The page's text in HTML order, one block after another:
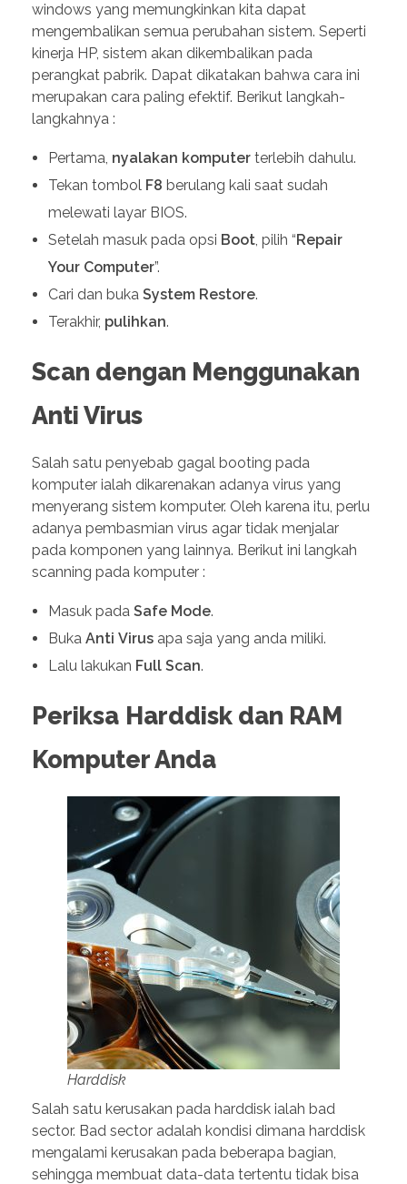
windows yang memungkinkan kita dapat
mengembalikan semua perubahan sistem. Seperti
kinerja HP, sistem akan dikembalikan pada
perangkat pabrik. Dapat dikatakan bahwa cara ini
merupakan cara paling efektif. Berikut langkah-
langkahnya :
Pertama, nyalakan komputerterlebih dahulu.
Tekan tombol F8 berulang kali saat sudah
melewati layar BIOS.
Setelah masuk pada opsi Boot, pilih “Repair
Your Computer”.
Cari dan buka System Restore.
Terakhir, pulihkan.
Scan dengan Menggunakan
Anti Virus
Salah satu penyebab gagal booting pada
komputer ialah dikarenakan adanya virus yang
menyerang sistem komputer. Oleh karena itu, perlu
adanya pembasmian virus agar tidak menjalar
pada komponen yang lainnya. Berikut ini langkah
scanning pada komputer :
Masuk pada Safe Mode.
Buka Anti Virusapa saja yang anda miliki.
Lalu lakukan Full Scan.
Periksa Harddisk dan RAM
Komputer Anda
Harddisk
Salah satu kerusakan pada harddisk ialah bad
sector. Bad sector adalah kondisi dimana harddisk
mengalami kerusakan pada beberapa bagian,
sehingga membuat data-data tertentu tidak bisa